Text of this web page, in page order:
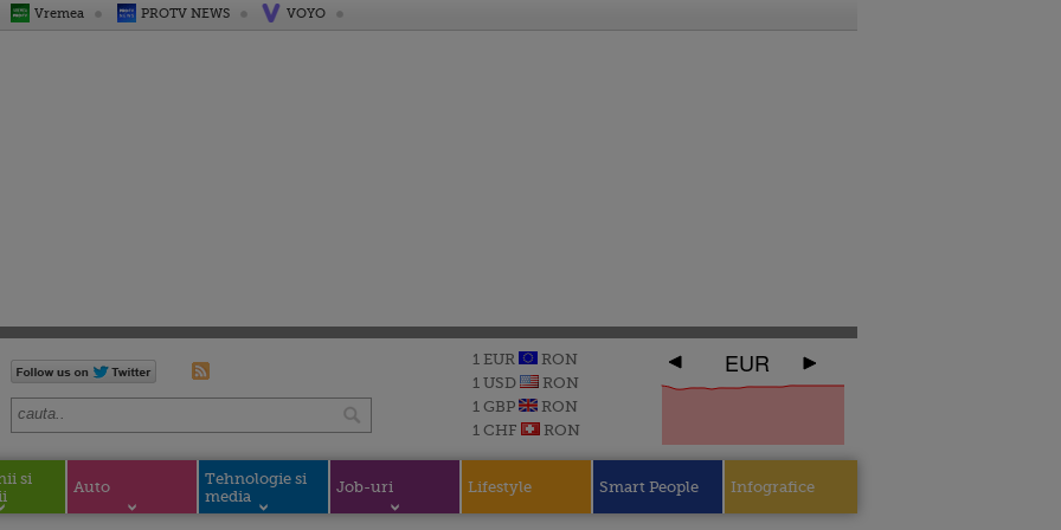
Vremea PROTV NEWS VOYO
1 EUR
RON
1 USD
RON
1 GBP
RON
1 CHF
RON
EUR
si
Auto
Tehnologie si
media
Job-uri Lifestyle Smart People Infografice